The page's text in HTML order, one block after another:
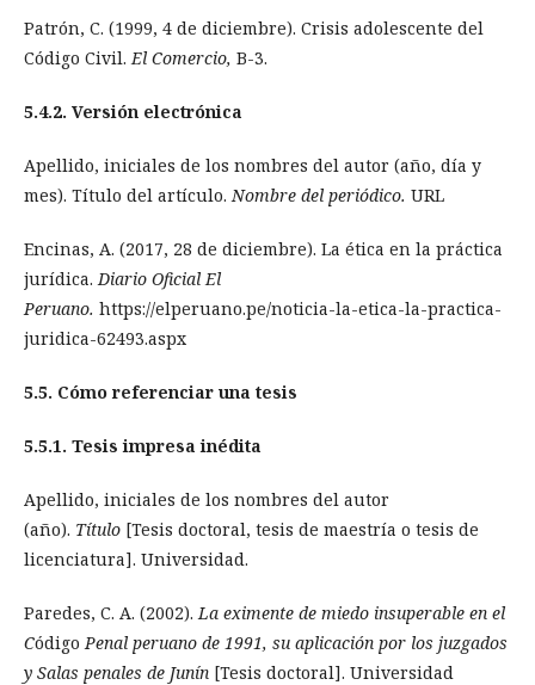
Patrón, C. (1999, 4 de diciembre). Crisis adolescente del
Código Civil. El Comercio, B-3.
5.4.2. Versión electrónica
Apellido, iniciales de los nombres del autor (año, día y
mes). Título del artículo. Nombre del periódico. URL
Encinas, A. (2017, 28 de diciembre). La ética en la práctica
jurídica. Diario Oficial El
Peruano. https://elperuano.pe/noticia-la-etica-la-practica-
juridica-62493.aspx
5.5. Cómo referenciar una tesis
5.5.1. Tesis impresa inédita
Apellido, iniciales de los nombres del autor
(año). Título [Tesis doctoral, tesis de maestría o tesis de
licenciatura]. Universidad.
Paredes, C. A. (2002). La eximente de miedo insuperable en el
Código Penal peruano de 1991, su aplicación por los juzgados
y Salas penales de Junín [Tesis doctoral]. Universidad